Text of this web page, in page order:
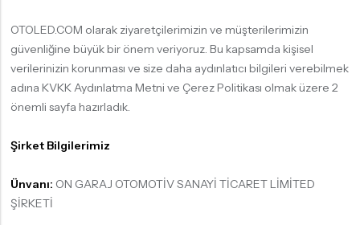
OTOLED.COM olarak ziyaretçilerimizin ve müşterilerimizin
güvenliğine büyük bir önem veriyoruz. Bu kapsamda kişisel
verilerinizin korunması ve size daha aydınlatıcı bilgileri verebilmek
adına KVKK Aydınlatma Metni ve Çerez Politikası olmak üzere 2
önemli sayfa hazırladık.
Şirket Bilgilerimiz
Ünvanı: ON GARAJ OTOMOTİV SANAYİ TİCARET LİMİTED
ŞİRKETİ
H7 LED Ampul
H8 LED Ampul
H9 LED Ampul
H27 LED Ampul
HB3 9005 LED Ampul
HB4 9006 LED Ampul